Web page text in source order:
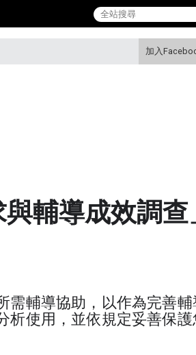
加入
輔導成效調查
需輔導協助，以作為完善
析使用，並依規定妥善保